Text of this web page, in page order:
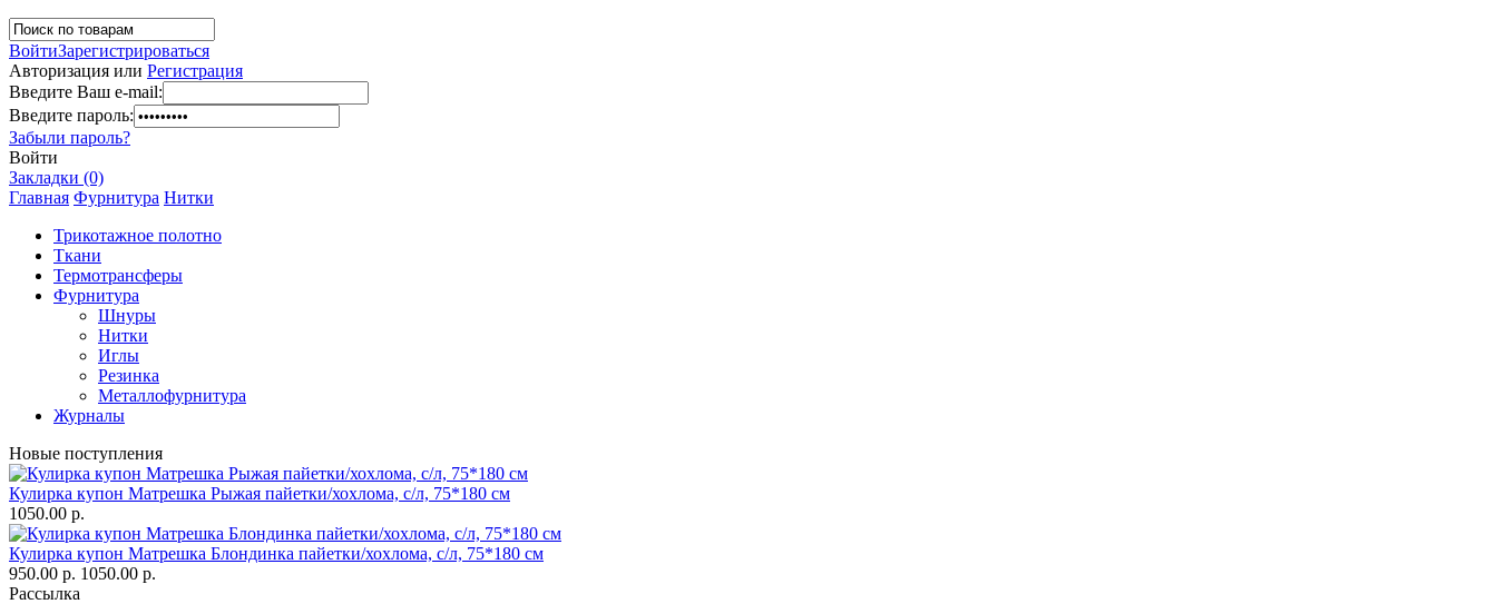
ВойтиЗарегистрироваться
Авторизация или Регистрация
Введите Ваш e-mail:
Введите пароль:
Забыли пароль?
Войти
Закладки (0)
Главная Фурнитура Нитки
Трикотажное полотно
Ткани
Термотрансферы
Фурнитура
Шнуры
Нитки
Иглы
Резинка
Металлофурнитура
Журналы
Новые поступления
Кулирка купон Матрешка Рыжая пайетки/хохлома, с/л, 75*180 см
1050.00 р.
Кулирка купон Матрешка Блондинка пайетки/хохлома, с/л, 75*180 см
950.00 р. 1050.00 р.
Рассылка